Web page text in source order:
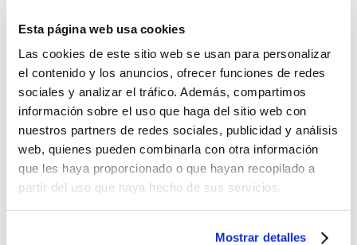
Esta página web usa cookies
Las cookies de este sitio web se usan para personalizar
el contenido y los anuncios, ofrecer funciones de redes
sociales y analizar el tráfico. Además, compartimos
información sobre el uso que haga del sitio web con
nuestros partners de redes sociales, publicidad y análisis
web, quienes pueden combinarla con otra información
que les haya proporcionado o que hayan recopilado a
partir del uso que haya hecho de sus servicios.
Mostrar detalles
Chari Pérez Carrillo, autora de “
@CosasdeChari 159 seguidores
Noé Carmona (concursante de Masterchef) /
@NoeMasterChefOf 6.555 seguidores
¿Y qué actividades va a
incluir el blogtrip “I Like
Córdoba”?